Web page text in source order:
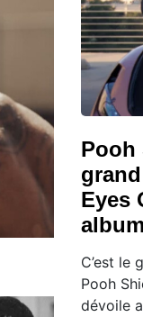
Pooh
Eyes
C’est le
Pooh
dévoile